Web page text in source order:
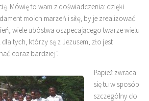
Mówię to wam z doświadczenia: dzięki
moich marzeń i siłę, by je zrealizować.
wiele ubóstwa oszpecającego twarze wielu
tych, którzy są z Jezusem, zło jest
coraz bardziej”.
Papież zwraca
się tu w sposób
szczególny do